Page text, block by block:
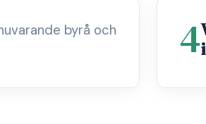
byrå och
4